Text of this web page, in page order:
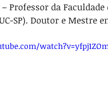
– Professor da
SP). Doutor e Mestre